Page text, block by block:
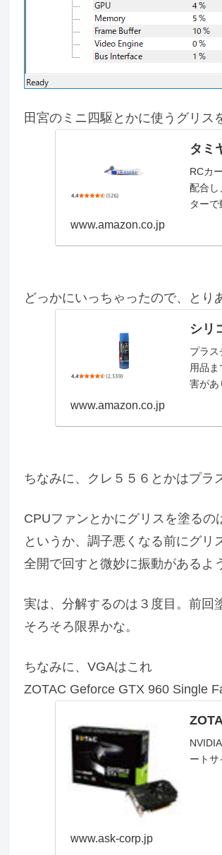
田宮のミニ四駆とかに使うグリス
タミ
RCカ
配合し
ター
www.amazon.co.jp
どっかにいっちゃったので、とり
シリ
プラ
用品
害があ
www.amazon.co.jp
ちなみに、クレ５５６とかはプラ
CPUファンとかにグリスを塗るの
というか、調子悪くなる前にグリ
全開で回すと微妙に振動があるよ
実は、分解するのは３度目。前回
そろそろ限界かな。
ちなみに、VGAはこれ
ZOTAC Geforce GTX 960 Single
ートサ
www.ask-corp.jp